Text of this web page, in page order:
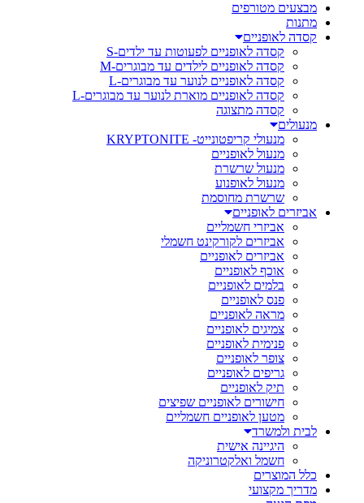
מבצעים מטורפים
מתנות
קסדה לאופניים
קסדה לאופניים לפעוטות עד ילדים-S
קסדה לאופניים לילדים עד מבוגרים-M
קסדה לאופניים לנוער עד מבוגרים-L
קסדה לאופניים מוארת לנוער עד מבוגרים-L
קסדה מתצוגה
מנעולים
מנעולי קריפטונייט- KRYPTONITE
מנעול לאופניים
מנעול שרשרת
מנעול לאופנוע
שרשרת מחוסמת
אביזרים לאופניים
אביזרי חשמליים
אביזרים לקורקינט חשמלי
אביזרים לאופניים
אוכף לאופניים
בלמים לאופניים
פנס לאופניים
מראה לאופניים
צמיגים לאופניים
פנימית לאופניים
צופר לאופניים
גריפים לאופניים
תיק לאופניים
חישורים לאופניים שפיצים
מטען לאופניים חשמליים
לבית ולמשרד
היגיינה אישית
חשמל ואלקטרוניקה
כלל המוצרים
מדריך מקצועי